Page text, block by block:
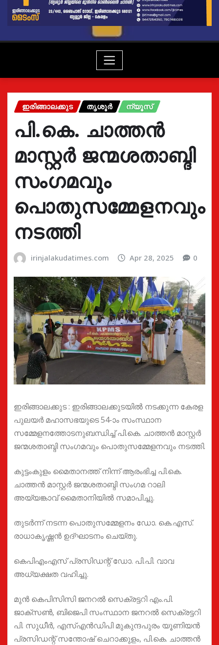
ഇരിങ്ങാലക്കുട തൃശൂർ ന്യൂസ്
പി.കെ. ചാത്തൻ
മാസ്റ്റർ ജന്മശതാബ്ദി
സംഗമവും
പൊതുസമ്മേളനവും
നടത്തി
irinjalakudatimes.com Apr 28, 2025 0
ഇരിങ്ങാലക്കുട : ഇരിങ്ങാലക്കുടയിൽ നടക്കുന്ന കേരള
പുലയർ മഹാസഭയുടെ 54-ാം സംസ്ഥാന
സമ്മേളനത്തോടനുബന്ധിച്ച് പി.കെ. ചാത്തൻ മാസ്റ്റർ
ജന്മശതാബ്ദി സംഗമവും പൊതുസമ്മേളനവും നടത്തി.
കുട്ടംകുളം മൈതാനത്ത് നിന്ന് ആരംഭിച്ച പി.കെ.
ചാത്തൻ മാസ്റ്റർ ജന്മശതാബ്ദി സംഗമ റാലി
അയ്യങ്കാവ് മൈതാനിയിൽ സമാപിച്ചു.
തുടർന്ന് നടന്ന പൊതുസമ്മേളനം ഡോ. കെ.എസ്.
രാധാകൃഷ്ണൻ ഉദ്ഘാടനം ചെയ്തു.
കെപിഎംഎസ് പ്രസിഡന്റ് ഡോ. പി.പി. വാവ
അധ്യക്ഷത വഹിച്ചു.
മുൻ കെപിസിസി ജനറൽ സെക്രട്ടറി എം.പി.
ജാക്സൺ, ബിജെപി സംസ്ഥാന ജനറൽ സെക്രട്ടറി
പി. സുധീർ, എസ്എൻഡിപി മുകുന്ദപുരം യൂണിയൻ
പ്രസിഡന്റ് സന്തോഷ് ചെറാക്കുളം, പി.കെ. ചാത്തൻ